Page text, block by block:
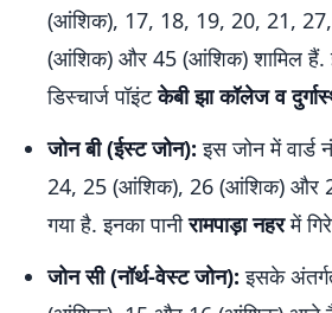
(आंशिक), 17, 18, 19, 20, 21,
(आंशिक) और 45 (आंशिक) शामिल हैं.
डिस्चार्ज पॉइंटकेबी झा कॉलेज व
जोन बी (ईस्ट जोन): इस जोन में
24, 25 (आंशिक), 26 (आंशिक) और
गया है. इनका पानीरामपाड़ा नहरमें
जोन सी (नॉर्थ-वेस्ट जोन): इसके